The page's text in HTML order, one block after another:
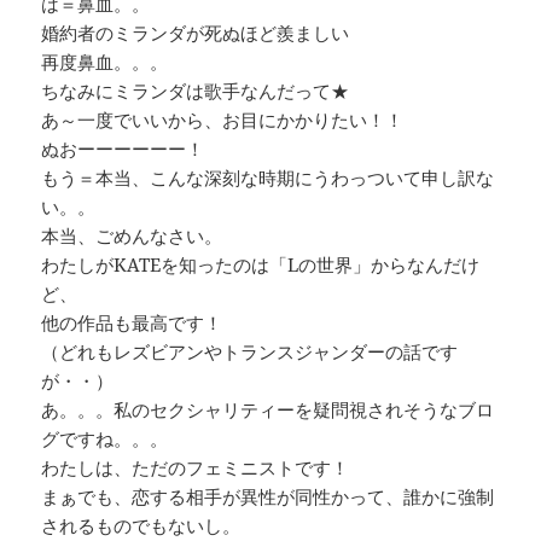
婚約者のミランダが死ぬほど羨ましい
再度鼻血。。。
ちなみにミランダは歌手なんだって★
あ～一度でいいから、お目にかかりたい！！
ぬおーーーーーー！
もう＝本当、こんな深刻な時期にうわっついて申し訳な
い。。
本当、ごめんなさい。
わたしがKATEを知ったのは「Lの世界」からなんだけ
ど、
他の作品も最高です！
（どれもレズビアンやトランスジャンダーの話です
が・・）
あ。。。私のセクシャリティーを疑問視されそうなブロ
グですね。。。
わたしは、ただのフェミニストです！
まぁでも、恋する相手が異性が同性かって、誰かに強制
されるものでもないし。